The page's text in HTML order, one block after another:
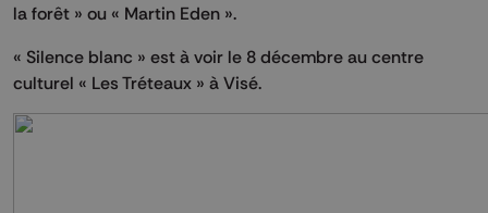
la forêt » ou « Martin Eden ».
« Silence blanc » est à voir le 8 décembre au centre
culturel « Les Tréteaux » à Visé.